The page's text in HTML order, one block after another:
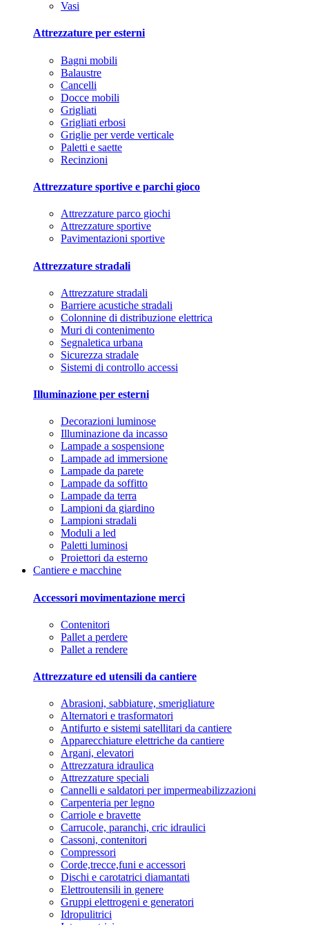
Vasi
Attrezzature per esterni
Bagni mobili
Balaustre
Cancelli
Docce mobili
Grigliati
Grigliati erbosi
Griglie per verde verticale
Paletti e saette
Recinzioni
Attrezzature sportive e parchi gioco
Attrezzature parco giochi
Attrezzature sportive
Pavimentazioni sportive
Attrezzature stradali
Attrezzature stradali
Barriere acustiche stradali
Colonnine di distribuzione elettrica
Muri di contenimento
Segnaletica urbana
Sicurezza stradale
Sistemi di controllo accessi
Illuminazione per esterni
Decorazioni luminose
Illuminazione da incasso
Lampade a sospensione
Lampade ad immersione
Lampade da parete
Lampade da soffitto
Lampade da terra
Lampioni da giardino
Lampioni stradali
Moduli a led
Paletti luminosi
Proiettori da esterno
Cantiere e macchine
Accessori movimentazione merci
Contenitori
Pallet a perdere
Pallet a rendere
Attrezzature ed utensili da cantiere
Abrasioni, sabbiature, smerigliature
Alternatori e trasformatori
Antifurto e sistemi satellitari da cantiere
Apparecchiature elettriche da cantiere
Argani, elevatori
Attrezzatura idraulica
Attrezzature speciali
Cannelli e saldatori per impermeabilizzazioni
Carpenteria per legno
Carriole e bravette
Carrucole, paranchi, cric idraulici
Cassoni, contenitori
Compressori
Corde,trecce,funi e accessori
Dischi e carotatrici diamantati
Elettroutensili in genere
Gruppi elettrogeni e generatori
Idropulitrici